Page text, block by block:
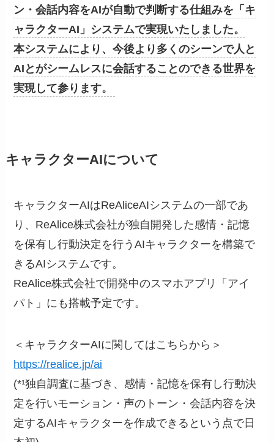
ン・会話内容をAIが自動で判断する仕組みを「キ
ャラクターAI」システムで実現いたしました。
本システムにより、今後より多くのシーンで人と
AIとがシームレスに会話することのできる世界を
実現して参ります。
キャラクターAIについて
キャラクターAIはReAliceAIシステムの一部であ
り、ReAlice株式会社が独自開発した感情・記憶
を保有し行動決定を行うAIキャラクターを構築で
きるAIシステムです。
ReAlice株式会社で開発中のスマホアプリ「アイ
パト」にも搭載予定です。
＜キャラクターAIに関してはこちらから＞
https://realice.jp/ai
(*¹独自調査に基づき、感情・記憶を保有し行動決
定を行いモーション・声のトーン・会話内容を決
定するAIキャラクターを作成できるという点で日